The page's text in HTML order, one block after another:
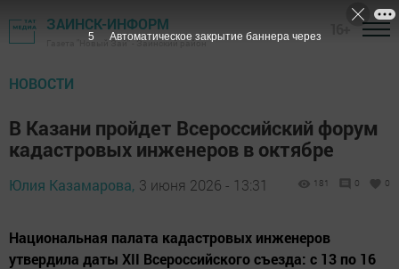
ЗАИНСК-ИНФОРМ
Газета "Новый Зай" - Заинский район
НОВОСТИ
В Казани пройдет Всероссийский форум
кадастровых инженеров в октябре
Юлия Казамарова, 3 июня 2026 - 13:31 181 0 0
Национальная палата кадастровых инженеров
утвердила даты XII Всероссийского съезда: с 13 по 16
4 Автоматическое закрытие баннера через